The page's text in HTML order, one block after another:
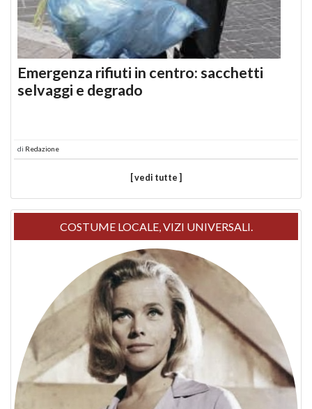
Emergenza rifiuti in centro: sacchetti
selvaggi e degrado
di Redazione
[ vedi tutte ]
COSTUME LOCALE, VIZI UNIVERSALI.